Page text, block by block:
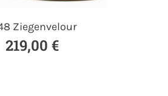
Ziegenvelour
219,00 €